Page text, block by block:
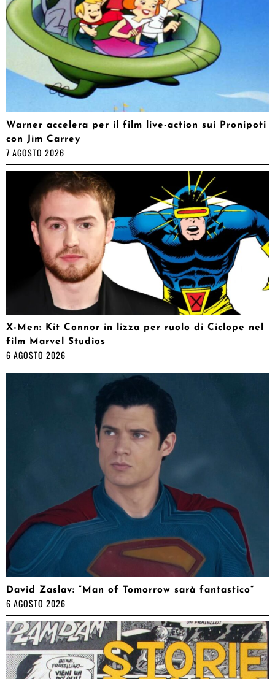
Warner accelera per il film live-action sui Pronipoti
con Jim Carrey
7 AGOSTO 2026
X-Men: Kit Connor in lizza per ruolo di Ciclope nel
film Marvel Studios
6 AGOSTO 2026
David Zaslav: “Man of Tomorrow sarà fantastico”
6 AGOSTO 2026